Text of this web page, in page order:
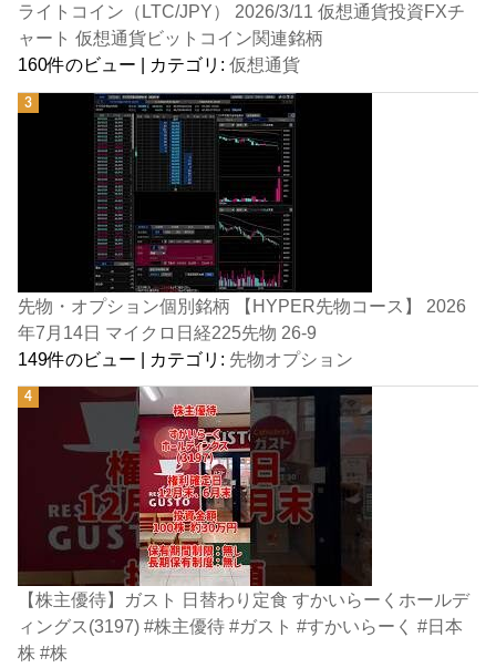
ライトコイン（LTC/JPY） 2026/3/11 仮想通貨投資FXチ
ャート 仮想通貨ビットコイン関連銘柄
160件のビュー | カテゴリ:仮想通貨
先物・オプション個別銘柄 【HYPER先物コース】 2026
年7月14日 マイクロ日経225先物 26-9
149件のビュー | カテゴリ: 先物オプション
【株主優待】ガスト 日替わり定食 すかいらーくホールデ
ィングス(3197) #株主優待 #ガスト #すかいらーく #日本
株 #株